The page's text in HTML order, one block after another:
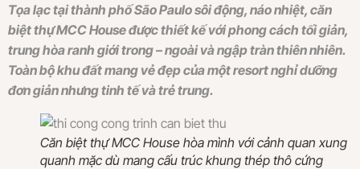
Tọa lạc tại thành phố São Paulo sôi động, náo nhiệt, căn
biệt thự MCC House được thiết kế với phong cách tối giản,
trung hòa ranh giới trong – ngoài và ngập tràn thiên nhiên.
Toàn bộ khu đất mang vẻ đẹp của một resort nghỉ dưỡng
đơn giản nhưng tinh tế và trẻ trung.
Căn biệt thự MCC House hòa mình với cảnh quan xung
quanh mặc dù mang cấu trúc khung thép thô cứng